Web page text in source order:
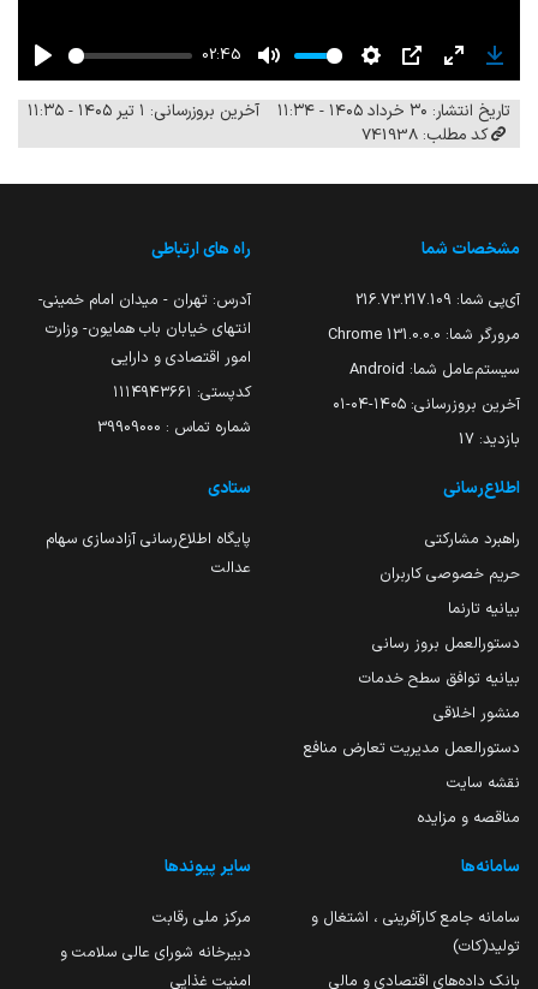
Play
02:45
Mute Settings
PIP Enter
fullscreen
تاریخ انتشار: ۳۰ خرداد ۱۴۰۵ - ۱۱:۳۴
آخرین بروزرسانی: ۱ تیر ۱۴۰۵ - ۱۱:۳۵
کد مطلب: 741938
مشخصات شما
آی‌پی شما: 216.73.217.109
مرورگر شما: 131.0.0.0 Chrome
سیستم‌عامل شما: Android
آخرین بروزرسانی: ۱۴۰۵-۰۴-۰۱
بازدید: 17
راه های ارتباطی
آدرس: تهران - میدان امام خمینی-
انتهای خیابان باب همایون- وزارت
امور اقتصادی و دارایی
کدپستی: ۱۱۱۴۹۴۳۶۶۱
شماره تماس : 39909000
اطلاع‌رسانی
راهبرد مشارکتی
حریم خصوصی کاربران
بیانیه تارنما
دستورالعمل بروز رسانی
بیانیه توافق سطح خدمات
منشور اخلاقی
دستورالعمل مدیریت تعارض منافع
نقشه سایت
مناقصه و مزایده
ستادی
پایگاه اطلاع‌رسانی آزادسازی سهام
عدالت
سامانه‌ها
سامانه جامع کارآفرینی ، اشتغال و
تولید(کات)
بانک داده‌های اقتصادی و مالی
سایر پیوندها
مرکز ملی رقابت
دبیرخانه شورای عالی سلامت و
امنیت غذایی